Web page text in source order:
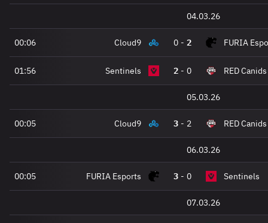
04.03.26
00:06 Cloud9 0 - 2 FURIA
01:56 Sentinels 2 - 0 RED Canids
05.03.26
00:05 Cloud9 3 - 2 RED Canids
06.03.26
00:05 FURIA Esports 3 - 0 Sentinels
07.03.26